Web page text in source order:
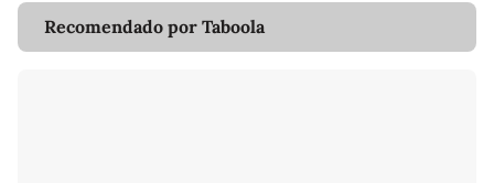
Recomendado por Taboola